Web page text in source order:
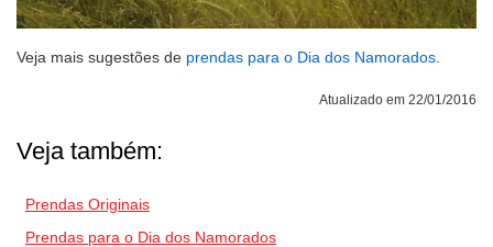
Veja mais sugestões de prendas para o Dia dos Namorados
Atualizado em 22/01/2016
Veja também:
Prendas Originais
Prendas para o Dia dos Namorados